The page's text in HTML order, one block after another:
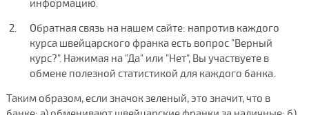
информацию.
Обратная связь на нашем сайте: напротив каждого
курса швейцарского франка есть вопрос "Верный
курс?". Нажимая на "Да" или "Нет", Вы участвуете в
обмене полезной статистикой для каждого банка.
Таким образом, если значок зеленый, это значит, что в